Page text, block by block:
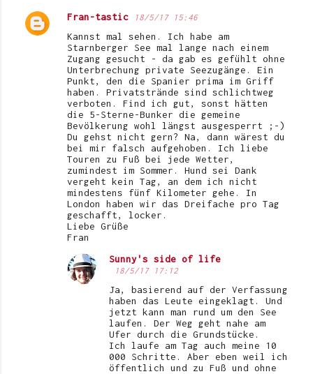
Fran-tastic 18/5/17 15:46
Kannst mal sehen. Ich habe am
Starnberger See mal lange nach einem
Zugang gesucht - da gab es gefühlt ohne
Unterbrechung private Seezugänge. Ein
Punkt, den die Spanier prima im Griff
haben. Privatstrände sind schlichtweg
verboten. Find ich gut, sonst hätten
die 5-Sterne-Bunker die gemeine
Bevölkerung wohl längst ausgesperrt ;-)
Du gehst nicht gern? Na, dann wärest du
bei mir falsch aufgehoben. Ich liebe
Touren zu Fuß bei jede Wetter,
zumindest im Sommer. Hund sei Dank
vergeht kein Tag, an dem ich nicht
mindestens fünf Kilometer gehe. In
London haben wir das Dreifache pro Tag
geschafft, locker.
Liebe Grüße
Fran
Sunny's side of life
18/5/17 17:12
Ja, basierend auf der Verfassung
haben das Leute eingeklagt. Und
jetzt kann man rund um den See
laufen. Der Weg geht nahe am
Ufer durch die Grundstücke.
Ich laufe am Tag auch meine 10
000 Schritte. Aber eben weil ich
öffentlich und zu Fuß und ohne